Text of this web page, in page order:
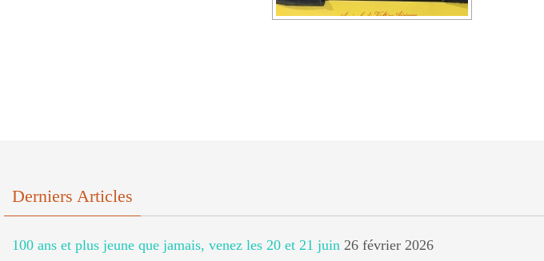
Derniers Articles
100 ans et plus jeune que jamais, venez les 20 et 21 juin 26 février 2026